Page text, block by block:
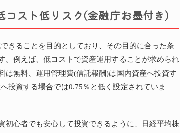
スト低リスク(金融庁お墨付き)
きることを目的としており、その目的に合った条
。例えば、低コストで資産運用することが求められ
は無料、運用管理費(信託報酬)は国内資産へ投資す
投資する場合では0.75％と低く設定されていま
初心者でも安心して投資できるように、日経平均株